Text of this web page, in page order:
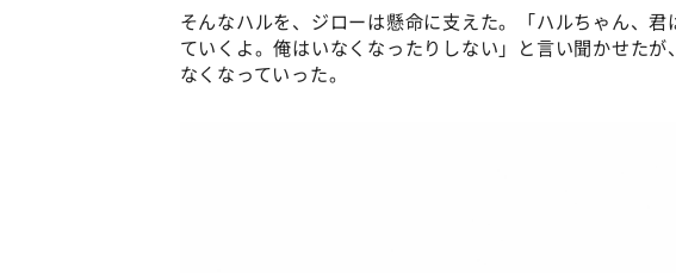
そんなハルを、ジローは懸命に支えた。「ハルちゃん、
ていくよ。俺はいなくなったりしない」と言い聞かせた
なくなっていった。